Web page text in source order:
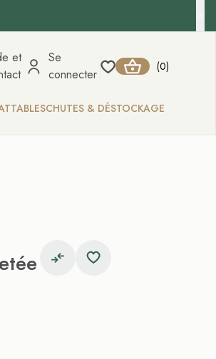
et
Se
connecter
(0)
CHUTES & DÉSTOCKAGE